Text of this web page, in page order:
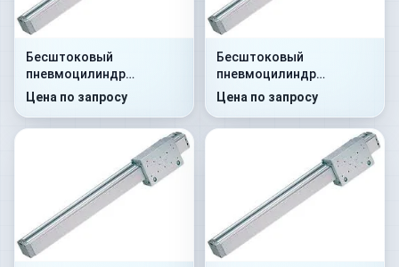
Бесштоковый
пневмоцилиндр
52M2P25A0110
Цена по запросу
Бесштоковый
пневмоцилиндр
52M2P25A0120
Цена по запросу